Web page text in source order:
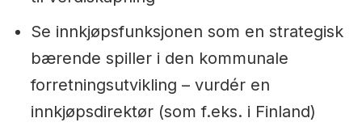
Se innkjøpsfunksjonen som en strategisk
bærende spiller i den kommunale
forretningsutvikling – vurdér en
innkjøpsdirektør (som f.eks. i Finland)